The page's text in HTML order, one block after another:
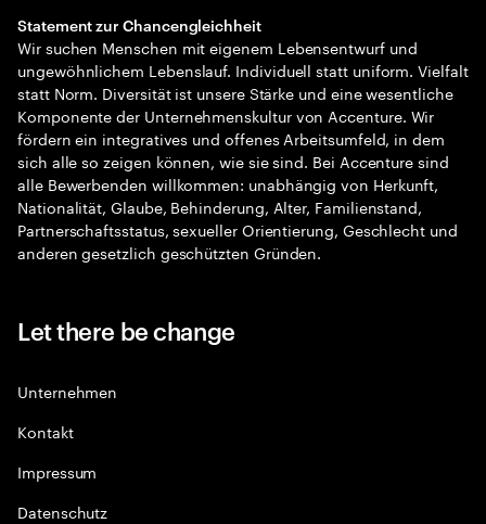
Statement zur Chancengleichheit
Wir suchen Menschen mit eigenem Lebensentwurf und
ungewöhnlichem Lebenslauf. Individuell statt uniform. Vielfalt
statt Norm. Diversität ist unsere Stärke und eine wesentliche
Komponente der Unternehmenskultur von Accenture. Wir
fördern ein integratives und offenes Arbeitsumfeld, in dem
sich alle so zeigen können, wie sie sind. Bei Accenture sind
alle Bewerbenden willkommen: unabhängig von Herkunft,
Nationalität, Glaube, Behinderung, Alter, Familienstand,
Partnerschaftsstatus, sexueller Orientierung, Geschlecht und
anderen gesetzlich geschützten Gründen.
Let there be change
Unternehmen
Kontakt
Impressum
Datenschutz